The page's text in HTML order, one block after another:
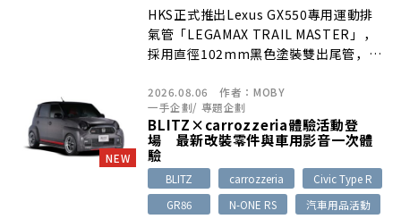
HKS正式推出Lexus GX550專用運動排
氣管「LEGAMAX TRAIL MASTER」，
採用直徑102mm黑色塗裝雙出尾管，並
原廠ECU輸出與扭力特性的同時，也兼顧
低沉排氣聲浪與高速巡航舒適性，搭配
HKS Mastery ECU後還可進一步強化中
高轉速域表現。
NEW
2026.08.06 作者： MOBY
一手企劃/ 專題企劃
BLITZ×carrozzeria體驗活動登
場 最新改裝零件與車用影音一次體
驗
BLITZ carrozzeria
Civic Type R
GR86
N-ONE RS 汽車用品活動